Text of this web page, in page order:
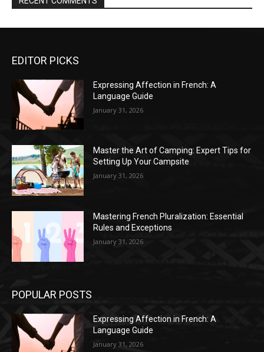
EDITOR PICKS
Expressing Affection in French: A
Language Guide
January 31, 2026
Master the Art of Camping: Expert Tips for
Setting Up Your Campsite
January 31, 2026
Mastering French Pluralization: Essential
Rules and Exceptions
January 31, 2026
POPULAR POSTS
Expressing Affection in French: A
Language Guide
January 31, 2026